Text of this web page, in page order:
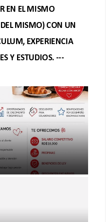
EN EL MISMO
DEL MISMO) CON UN
EXPERIENCIA
Y ESTUDIOS. ---